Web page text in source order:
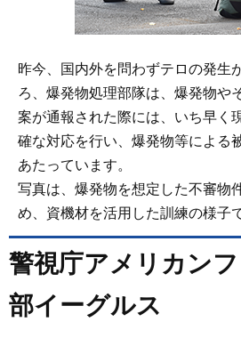
昨今、国内外を問わずテロの発生
ろ、爆発物処理部隊は、爆発物や
案が通報された際には、いち早く
確な対応を行い、爆発物等による
あたっています。
写真は、爆発物を想定した不審物
め、資機材を活用した訓練の様子
警視庁アメリカン
部イーグルス